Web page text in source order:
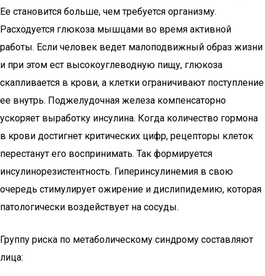
Ее становится больше, чем требуется организму.
Расходуется глюкоза мышцами во время активной
работы. Если человек ведет малоподвижный образ жизни
и при этом ест высокоуглеводную пищу, глюкоза
скапливается в крови, а клетки ограничивают поступление
ее внутрь. Поджелудочная железа компенсаторно
ускоряет выработку инсулина. Когда количество гормона
в крови достигнет критических цифр, рецепторы клеток
перестанут его воспринимать. Так формируется
инсулинорезистентность. Гиперинсулинемия в свою
очередь стимулирует ожирение и дислипидемию, которая
патологически воздействует на сосуды.
Группу риска по метаболическому синдрому составляют
лица: